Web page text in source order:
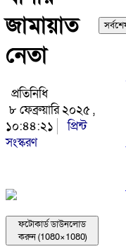
জামায়াত
নেতা
প্রতিনিধি
৮ ফেব্রুয়ারি ২০২৫ ,
১০:৪৪:২১
প্রিন্ট
সংস্করণ
ফটোকার্ড ডাউনলোড
করুন (1080×1080)